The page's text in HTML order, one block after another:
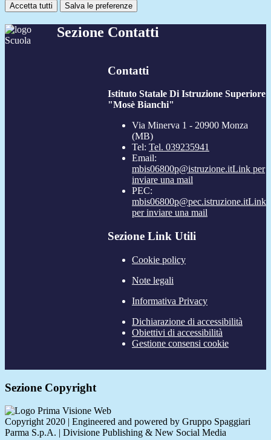
Accetta tutti Salva le preferenze
Sezione Contatti
Contatti
Istituto Statale Di Istruzione Superiore
"Mosè Bianchi"
Via Minerva 1 - 20900 Monza
(MB)
Tel: Tel. 039235941
Email:
mbis06800p@istruzione.itLink per
inviare una mail
PEC:
mbis06800p@pec.istruzione.itLink
per inviare una mail
Sezione Link Utili
Cookie policy
Note legali
Informativa Privacy
Dichiarazione di accessibilità
Obiettivi di accessibilità
Gestione consensi cookie
Sezione Copyright
Copyright 2020 | Engineered and powered by Gruppo Spaggiari
Parma S.p.A. | Divisione Publishing & New Social Media